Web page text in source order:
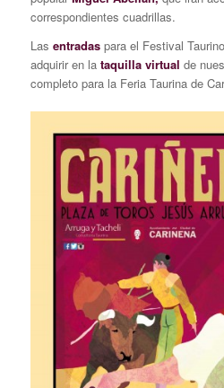
correspondientes cuadrillas.
Las entradaspara el Festival
adquirir en la taquilla virtual de
completo para la Feria Taurina de